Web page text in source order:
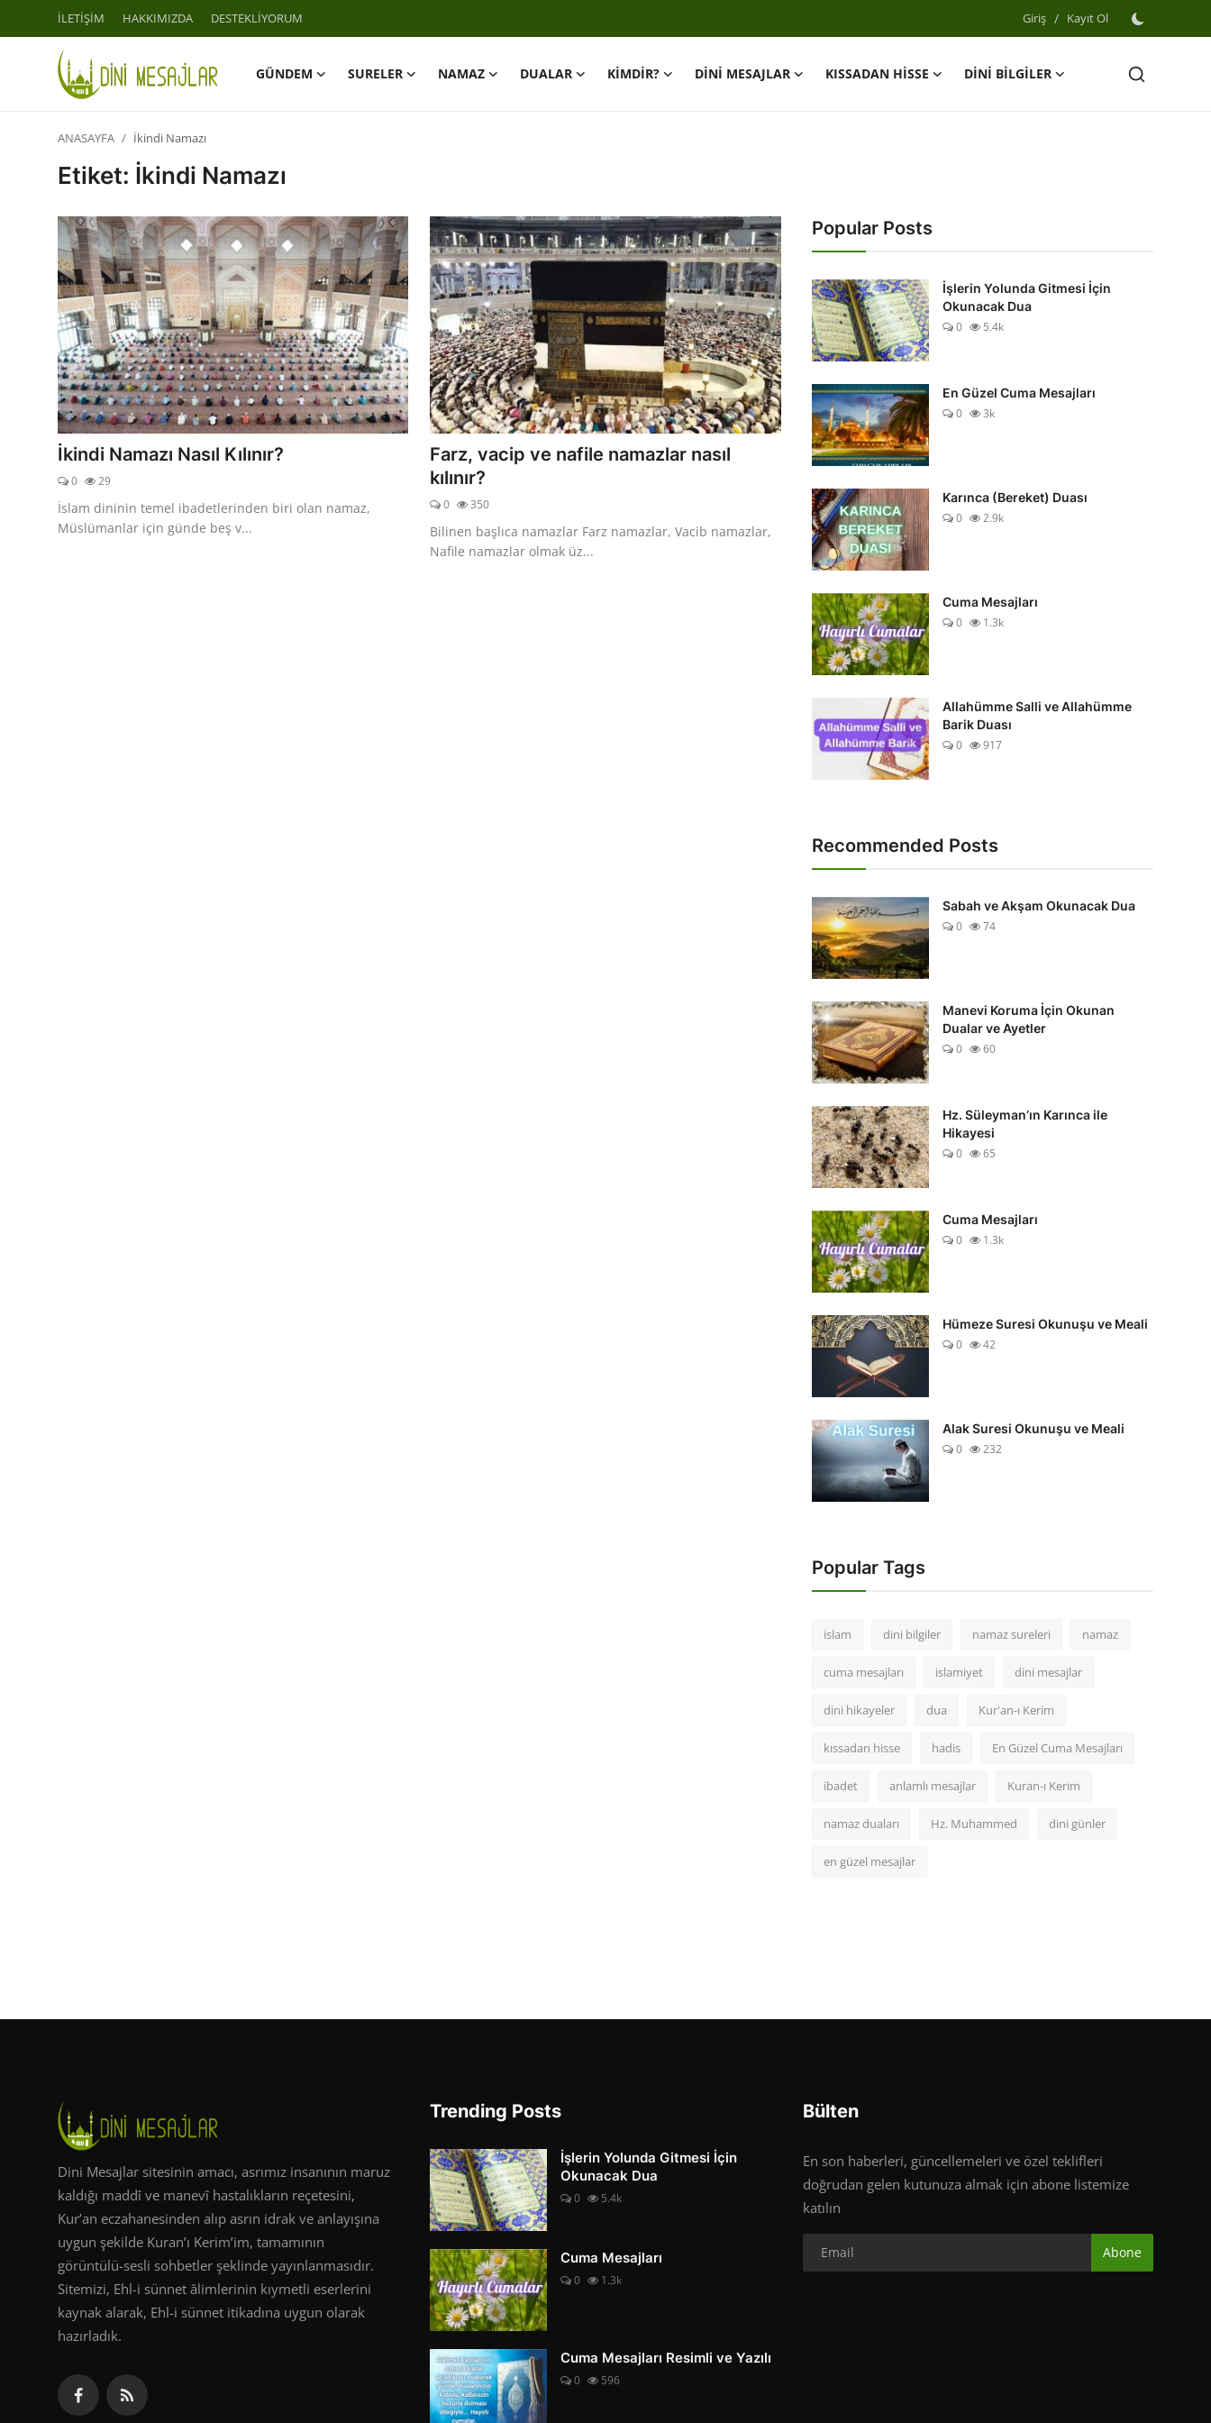
İLETİŞİM HAKKIMIZDA DESTEKLİYORUM Giriş / Kayıt Ol
GÜNDEM SURELER NAMAZ DUALAR KİMDİR? DİNİ MESAJLAR KISSADAN HİSSE
DİNİ BİLGİLER
Giriş
HAKKIMIZDA
DESTEKLİYORUM
SURELER
NAMAZ
DUALAR
KİMDİR?
DİNİ MESAJLAR
ANASAYFA İkindi Namazı
Etiket: İkindi Namazı
İkindi Namazı Nasıl Kılınır?
0 29
İslam dininin temel ibadetlerinden biri olan namaz,
Müslümanlar için günde beş v...
Farz, vacip ve nafile namazlar nasıl
kılınır?
0 350
Bilinen başlıca namazlar Farz namazlar, Vacib namazlar,
Nafile namazlar olmak üz...
Popular Posts
İşlerin Yolunda Gitmesi İçin
Okunacak Dua
0
5.4k
En Güzel Cuma Mesajları
0
3k
Karınca (Bereket) Duası
0
2.9k
Cuma Mesajları
0
1.3k
Allahümme Salli ve Allahümme
Barik Duası
0
917
Recommended Posts
Sabah ve Akşam Okunacak Dua
0
74
Manevi Koruma İçin Okunan
Dualar ve Ayetler
0
60
Hz. Süleyman’ın Karınca ile
Hikayesi
0
65
Cuma Mesajları
0
1.3k
Hümeze Suresi Okunuşu ve Meali
0
42
Alak Suresi Okunuşu ve Meali
0
232
Popular Tags
islam dini bilgiler namaz sureleri namaz
cuma mesajları islamiyet dini mesajlar
dini hikayeler dua Kur'an-ı Kerim
kıssadan hisse hadis En Güzel Cuma Mesajları
ibadet anlamlı mesajlar Kuran-ı Kerim
namaz duaları Hz. Muhammed dini günler
en güzel mesajlar
Dini Mesajlar sitesinin amacı, asrımız insanının maruz
kaldığı maddî ve manevî hastalıkların reçetesini,
Kur’an eczahanesinden alıp asrın idrak ve anlayışına
uygun şekilde Kuran’ı Kerim’im, tamamının
görüntülü-sesli sohbetler şeklinde yayınlanmasıdır.
Sitemizi, Ehl-i sünnet âlimlerinin kıymetli eserlerini
kaynak alarak, Ehl-i sünnet itikadına uygun olarak
hazırladık.
Trending Posts
İşlerin Yolunda Gitmesi İçin
Okunacak Dua
0 5.4k
Cuma Mesajları
0 1.3k
Cuma Mesajları Resimli ve Yazılı
0 596
Bülten
En son haberleri, güncellemeleri ve özel teklifleri
doğrudan gelen kutunuza almak için abone listemize
katılın
Abone